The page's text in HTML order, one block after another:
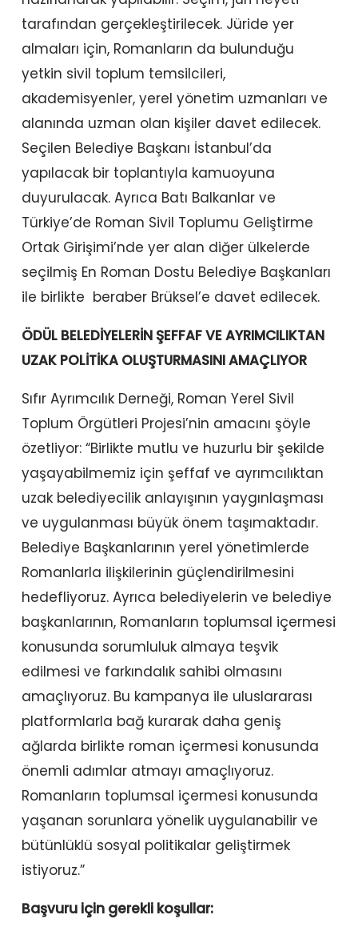
tarafından gerçekleştirilecek. Jüride yer
almaları için, Romanların da bulunduğu
yetkin sivil toplum temsilcileri,
akademisyenler, yerel yönetim uzmanları ve
alanında uzman olan kişiler davet edilecek.
Seçilen Belediye Başkanı İstanbul’da
yapılacak bir toplantıyla kamuoyuna
duyurulacak. Ayrıca Batı Balkanlar ve
Türkiye’de Roman Sivil Toplumu Geliştirme
Ortak Girişimi’nde yer alan diğer ülkelerde
seçilmiş En Roman Dostu Belediye Başkanları
ile birlikte beraber Brüksel’e davet edilecek.
ÖDÜL BELEDİYELERİN ŞEFFAF VE AYRIMCILIKTAN
UZAK POLİTİKA OLUŞTURMASINI AMAÇLIYOR
Sıfır Ayrımcılık Derneği, Roman Yerel Sivil
Toplum Örgütleri Projesi’nin amacını şöyle
özetliyor: “Birlikte mutlu ve huzurlu bir şekilde
yaşayabilmemiz için şeffaf ve ayrımcılıktan
uzak belediyecilik anlayışının yaygınlaşması
ve uygulanması büyük önem taşımaktadır.
Belediye Başkanlarının yerel yönetimlerde
Romanlarla ilişkilerinin güçlendirilmesini
hedefliyoruz. Ayrıca belediyelerin ve belediye
başkanlarının, Romanların toplumsal içermesi
konusunda sorumluluk almaya teşvik
edilmesi ve farkındalık sahibi olmasını
amaçlıyoruz. Bu kampanya ile uluslararası
platformlarla bağ kurarak daha geniş
ağlarda birlikte roman içermesi konusunda
önemli adımlar atmayı amaçlıyoruz.
Romanların toplumsal içermesi konusunda
yaşanan sorunlara yönelik uygulanabilir ve
bütünlüklü sosyal politikalar geliştirmek
istiyoruz.”
Başvuru için gerekli koşullar: